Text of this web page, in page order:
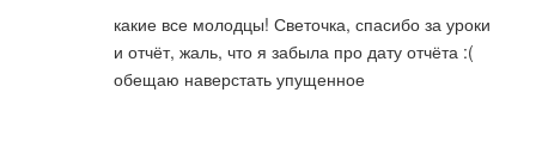
какие все молодцы! Светочка, спасибо за уроки
и отчёт, жаль, что я забыла про дату отчёта :(
обещаю наверстать упущенное